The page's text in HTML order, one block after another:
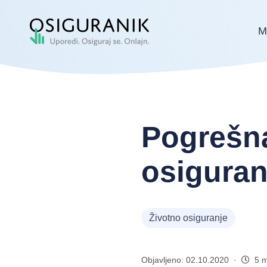
Životno osiguranje
Objavljeno: 02.10.2020 · 5